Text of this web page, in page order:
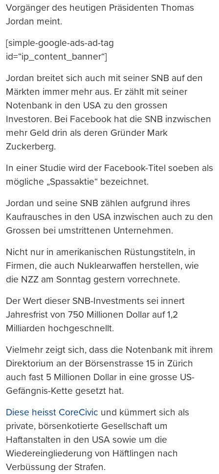
Vorgänger des heutigen Präsidenten Thomas
Jordan meint.
[simple-google-ads-ad-tag
id=“ip_content_banner“]
Jordan breitet sich auch mit seiner SNB auf den
Märkten immer mehr aus. Er zählt mit seiner
Notenbank in den USA zu den grossen
Investoren. Bei Facebook hat die SNB inzwischen
mehr Geld drin als deren Gründer Mark
Zuckerberg.
In einer Studie wird der Facebook-Titel soeben als
mögliche „Spassaktie“ bezeichnet.
Jordan und seine SNB zählen aufgrund ihres
Kaufrausches in den USA inzwischen auch zu den
Grossen bei umstrittenen Unternehmen.
Nicht nur in amerikanischen Rüstungstiteln, in
Firmen, die auch Nuklearwaffen herstellen, wie
die NZZ am Sonntag gestern vorrechnete.
Der Wert dieser SNB-Investments sei innert
Jahresfrist von 750 Millionen Dollar auf 1,2
Milliarden hochgeschnellt.
Vielmehr zeigt sich, dass die Notenbank mit ihrem
Direktorium an der Börsenstrasse 15 in Zürich
auch fast 5 Millionen Dollar in eine grosse US-
Gefängnis-Kette gesetzt hat.
Diese heisst CoreCivic und kümmert sich als
private, börsenkotierte Gesellschaft um
Haftanstalten in den USA sowie um die
Wiedereingliederung von Häftlingen nach
Verbüssung der Strafen.